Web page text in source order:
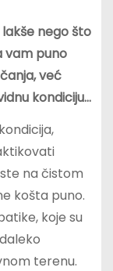
nego što
vam puno
već
kondiciju…
na čistom
košta puno.
koje su
terenu.